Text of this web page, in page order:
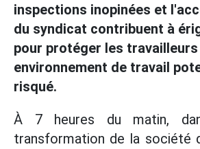
inspections inopinées et
du syndicat contribuent à
pour protéger les travailleurs
environnement de travail
risqué.
À 7 heures du matin,
transformation de la société